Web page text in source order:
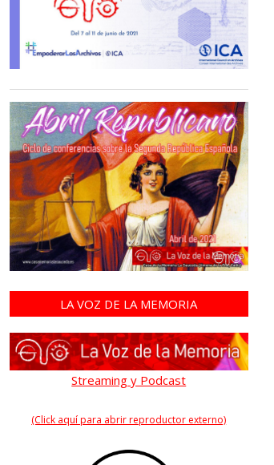
LA VOZ DE LA MEMORIA
Streaming y Podcast
(Click aquí para abrir reproductor externo)